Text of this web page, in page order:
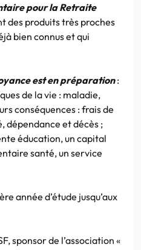
pour la Retraite
des produits très proches
bien connus et qui
est en préparation:
de la vie : maladie,
conséquences : frais de
dépendance et décès ;
éducation, un capital
santé, un service
année d’étude jusqu’aux
sponsor de l’association «